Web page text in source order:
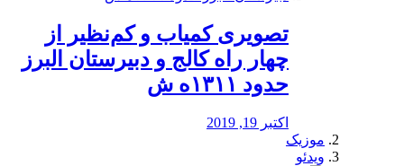
️تصویری کمیاب و کم‌نظیر از
چهار راه كالج و دبيرستان البرز
حدود ۱۳۱۱ه ش
اکتبر 19, 2019
موزیک
ویدئو